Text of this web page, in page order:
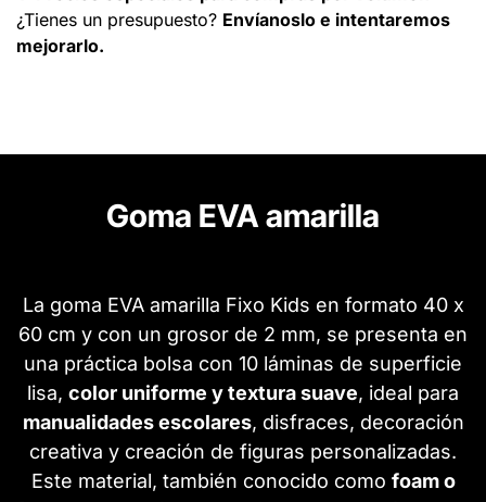
¿Tienes un presupuesto? Envíanoslo e intentaremos
mejorarlo.
Goma EVA amarilla
La goma EVA amarilla Fixo Kids en formato 40 x
60 cm y con un grosor de 2 mm, se presenta en
una práctica bolsa con 10 láminas de superficie
lisa, color uniforme y textura suave, ideal para
manualidades escolares, disfraces, decoración
creativa y creación de figuras personalizadas.
Este material, también conocido como foam o